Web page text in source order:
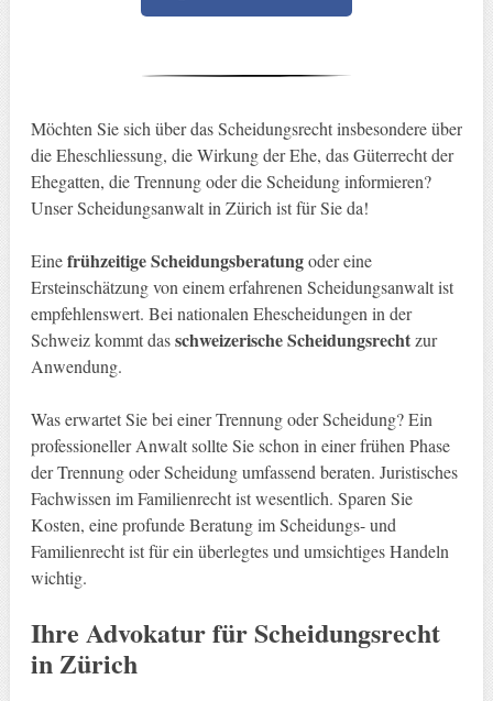
Möchten Sie sich über das Scheidungsrecht insbesondere über
die Eheschliessung, die Wirkung der Ehe, das Güterrecht der
Ehegatten, die Trennung oder die Scheidung informieren?
Unser Scheidungsanwalt in Zürich ist für Sie da!
Einefrühzeitige Scheidungsberatungoder eine
Ersteinschätzung von einem erfahrenen Scheidungsanwalt ist
empfehlenswert. Bei nationalen Ehescheidungen in der
Schweiz kommt dasschweizerische Scheidungsrechtzur
Anwendung.
Was erwartet Sie bei einer Trennung oder Scheidung? Ein
professioneller Anwalt sollte Sie schon in einer frühen Phase
der Trennung oder Scheidung umfassend beraten. Juristisches
Fachwissen im Familienrecht ist wesentlich. Sparen Sie
Kosten, eine profunde Beratung im Scheidungs- und
Familienrecht ist für ein überlegtes und umsichtiges Handeln
wichtig.
Ihre Advokatur für Scheidungsrecht
in Zürich